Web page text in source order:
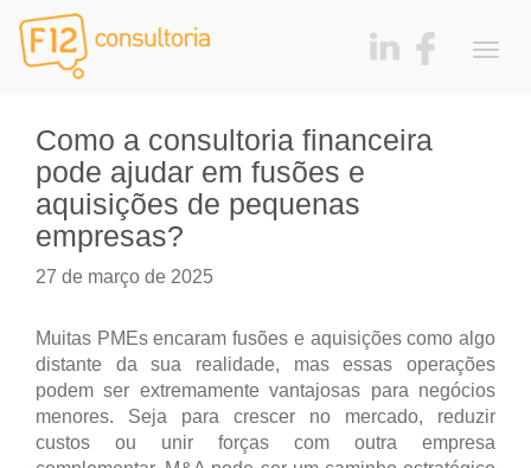
Como a consultoria financeira
pode ajudar em fusões e
aquisições de pequenas
empresas?
27 de março de 2025
Muitas PMEs encaram fusões e aquisições como algo
distante da sua realidade, mas essas operações
podem ser extremamente vantajosas para negócios
menores. Seja para crescer no mercado, reduzir
custos ou unir forças com outra empresa